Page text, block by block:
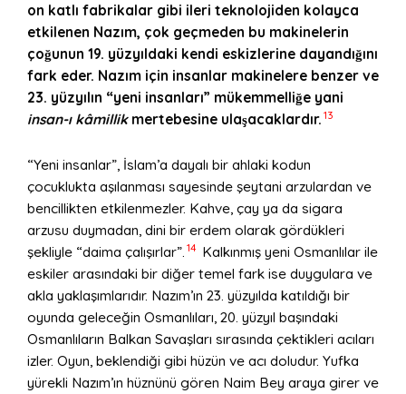
on katlı fabrikalar gibi ileri teknolojiden kolayca
etkilenen Nazım, çok geçmeden bu makinelerin
çoğunun 19. yüzyıldaki kendi eskizlerine dayandığını
fark eder. Nazım için insanlar makinelere benzer ve
23. yüzyılın “yeni insanları” mükemmelliğe yani
insan-ı kâmillikmertebesine ulaşacaklardır. 13
“Yeni insanlar”, İslam’a dayalı bir ahlaki kodun
çocuklukta aşılanması sayesinde şeytani arzulardan ve
bencillikten etkilenmezler. Kahve, çay ya da sigara
arzusu duymadan, dini bir erdem olarak gördükleri
şekliyle “daima çalışırlar”. 14 Kalkınmış yeni Osmanlılar ile
eskiler arasındaki bir diğer temel fark ise duygulara ve
akla yaklaşımlarıdır. Nazım’ın 23. yüzyılda katıldığı bir
oyunda geleceğin Osmanlıları, 20. yüzyıl başındaki
Osmanlıların Balkan Savaşları sırasında çektikleri acıları
izler. Oyun, beklendiği gibi hüzün ve acı doludur. Yufka
yürekli Nazım’ın hüznünü gören Naim Bey araya girer ve